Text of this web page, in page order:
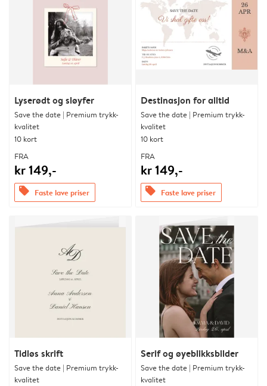
Lyserødt og sløyfer
Save the date | Premium trykk-
kvalitet
10 kort
FRA
kr 149,-
offers Faste lave priser
Destinasjon for alltid
Save the date | Premium trykk-
kvalitet
10 kort
FRA
kr 149,-
offers Faste lave priser
Tidløs skrift
Save the date | Premium trykk-
kvalitet
Serif og øyeblikksbilder
Save the date | Premium trykk-
kvalitet